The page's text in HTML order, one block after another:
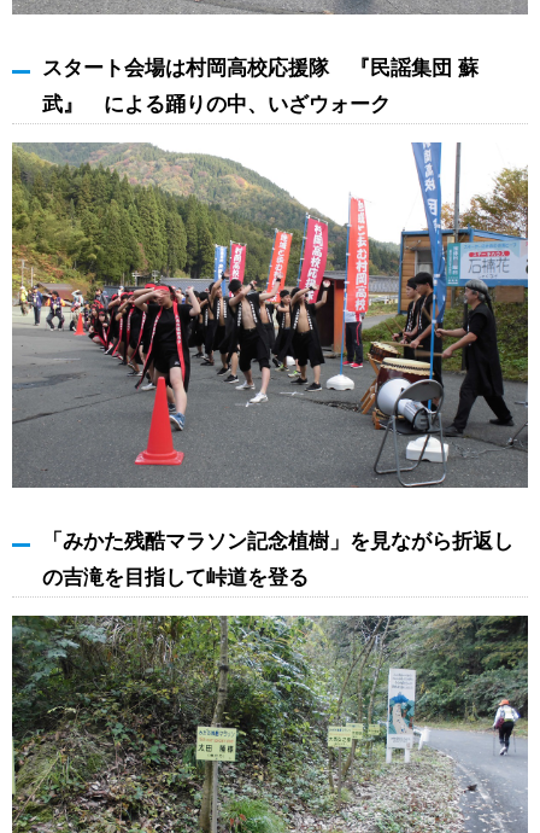
スタート会場は村岡高校応援隊 『民謡集団 蘇
武』 による踊りの中、いざウォーク
「みかた残酷マラソン記念植樹」を見ながら折返し
の吉滝を目指して峠道を登る